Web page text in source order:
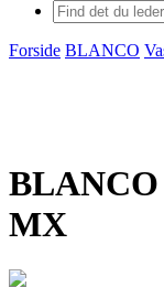
Forside BLANCO
MX